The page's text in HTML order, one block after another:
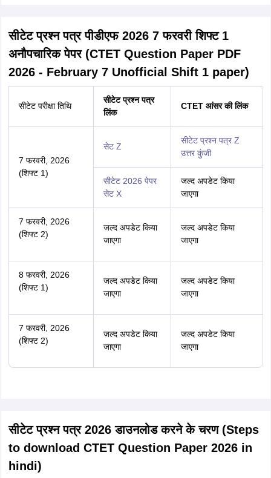
सीटेट प्रश्न पत्र पीडीएफ 2026 7 फरवरी शिफ्ट 1
अनौपचारिक पेपर (CTET Question Paper PDF
2026 - February 7 Unofficial Shift 1 paper)
सीटेट परीक्षा तिथि
सीटेट प्रश्न पत्र
लिंक
CTET आंसर की लिंक
7 फरवरी, 2026
(शिफ्ट 1)
सेट Z
सीटेट प्रश्न पत्र Z
उत्तर कुंजी
सीटेट 2026 पेपर
सेट X
जल्द अपडेट किया
जाएगा
7 फरवरी, 2026
(शिफ्ट 2)
जल्द अपडेट किया
जाएगा
जल्द अपडेट किया
जाएगा
8 फरवरी, 2026
(शिफ्ट 1)
जल्द अपडेट किया
जाएगा
जल्द अपडेट किया
जाएगा
7 फरवरी, 2026
(शिफ्ट 2)
जल्द अपडेट किया
जाएगा
जल्द अपडेट किया
जाएगा
सीटेट प्रश्न पत्र 2026 डाउनलोड करने के चरण (Steps
to download CTET Question Paper 2026 in
hindi)